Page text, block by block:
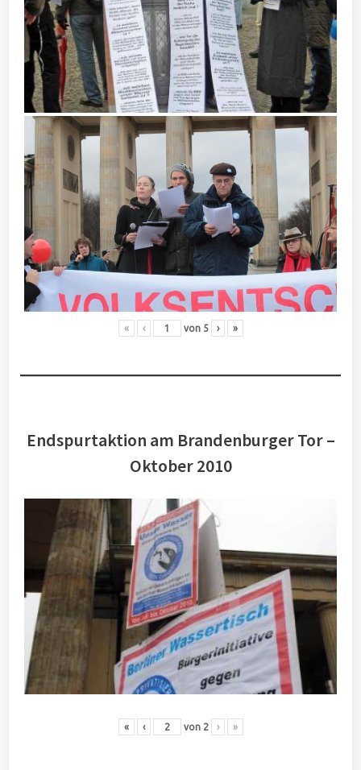
« ‹ von 5 › »
Endspurtaktion am Brandenburger Tor –
Oktober 2010
« ‹ von 2 › »